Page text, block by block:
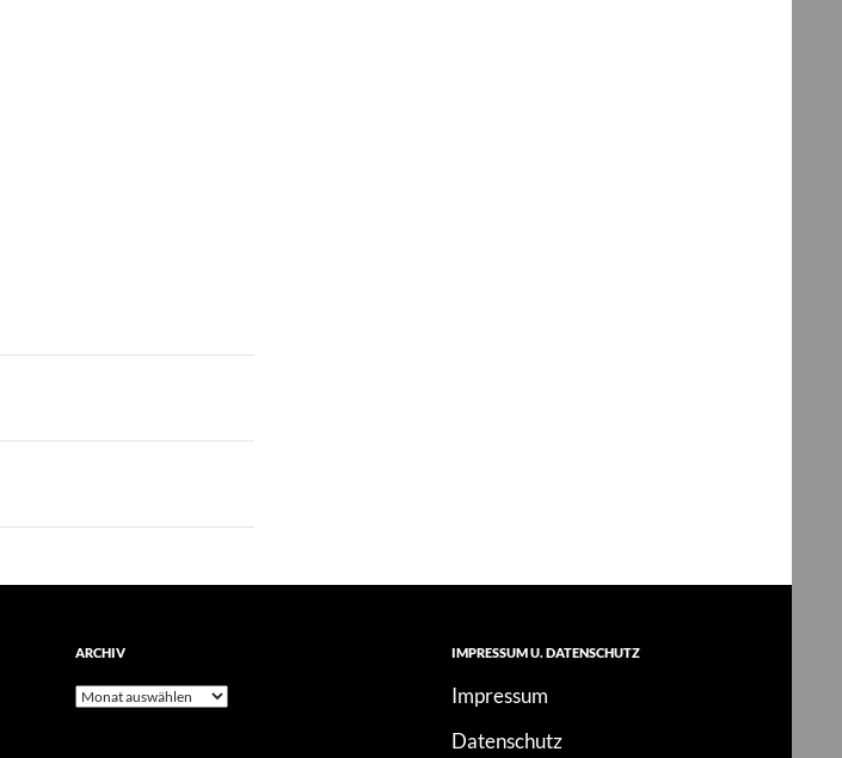
ARCHIV
Archiv
IMPRESSUM U. DATENSCHUTZ
Impressum
Datenschutz